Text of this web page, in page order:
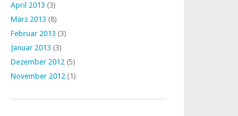
April 2013 (3)
März 2013 (8)
Februar 2013 (3)
Januar 2013 (3)
Dezember 2012 (5)
November 2012 (1)